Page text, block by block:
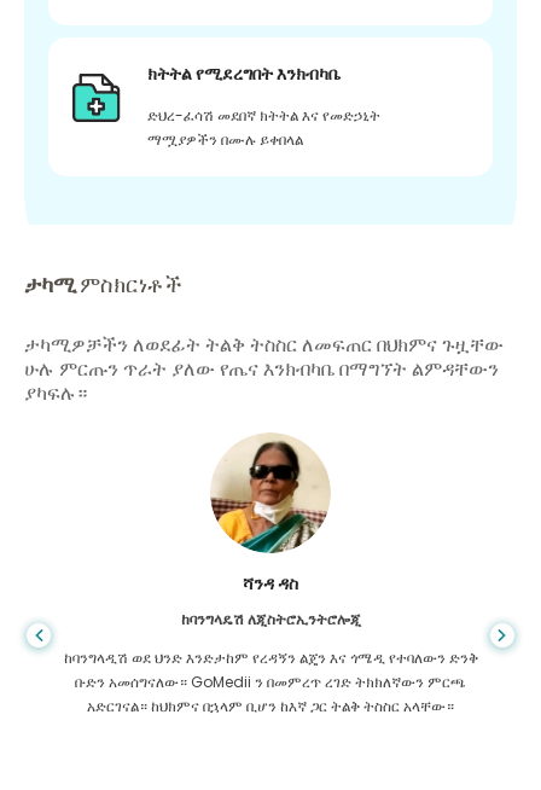
ክትትል የሚደረግበት እንክብካቤ
ድህረ-ፈሳሽ መደበኛ ክትትል እና የመድኃኒት
ማሟያዎችን በሙሉ ይቀበላል
ታካሚምስክርነቶች
ታካሚዎቻችን ለወደፊት ትልቅ ትስስር ለመፍጠር በህክምና ጉዟቸው
ሁሉ ምርጡን ጥራት ያለው የጤና እንክብካቤ በማግኘት ልምዳቸውን
ያካፍሉ።
ሻንዳ ዳስ
ከባንግላዴሽ ለጂስትሮኢንትሮሎጂ
ከባንግላዲሽ ወደ ህንድ እንድታከም የረዳኝን ልጄን እና ጎሜዲ የተባለውን ድንቅ
ቡድን አመሰግናለው። GoMedii ን በመምረጥ ረገድ ትክክለኛውን ምርጫ
አድርገናል። ከህክምና በኋላም ቢሆን ከእኛ ጋር ትልቅ ትስስር አላቸው።